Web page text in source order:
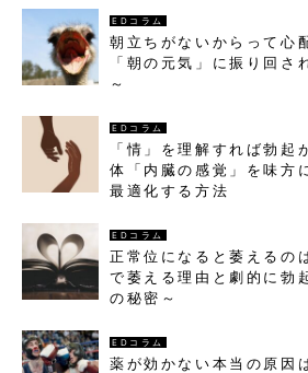
EDコラム
朝立ちがないからって心
「朝の元気」に振り回さ
～
EDコラム
「情」を理解すれば勃起
体「内臓の感覚」を味方
最適化する方法
EDコラム
正常位になると萎える
で萎える理由と劇的に勃
の秘密～
EDコラム
薬が効かない本当の原因